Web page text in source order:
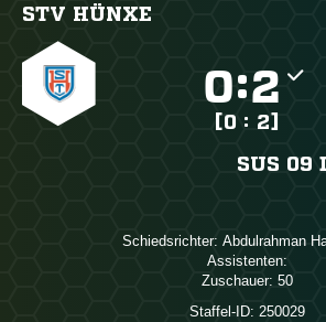
STV HÜNXE
:
[0 : 2]
SUS 09
Schiedsrichter: 
Assistenten:
Zuschauer: 50
Staffel-ID: 250029